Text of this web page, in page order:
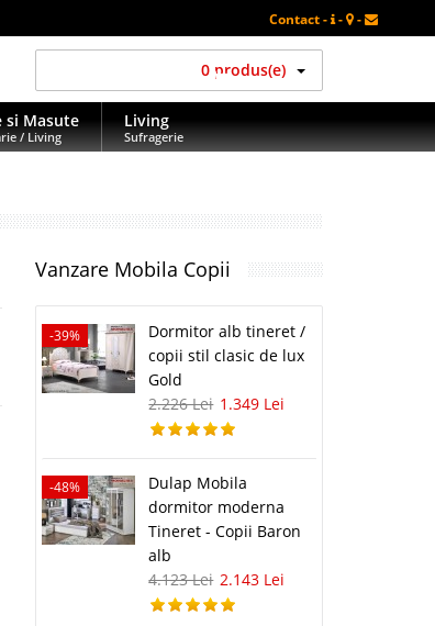
Contact - - -
0 produs(e)
si Masute
/ Living
Living
Sufragerie
Vanzare Mobila Copii
-39%
Dormitor alb tineret /
copii stil clasic de lux
Gold
2.226 Lei 1.349 Lei
-48%
Dulap Mobila
dormitor moderna
Tineret - Copii Baron
alb
4.123 Lei 2.143 Lei